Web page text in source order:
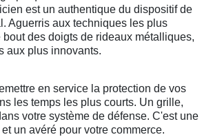
est un authentique du dispositif de
Aguerris aux techniques les plus
des doigts de rideaux métalliques,
aux plus innovants.
en service la protection de vos
les temps les plus courts. Un grille,
votre système de défense. C'est une
un avéré pour votre commerce.